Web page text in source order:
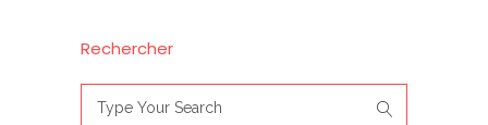
Rechercher
for: